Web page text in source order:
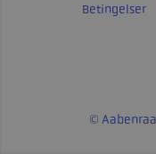
Betingelser
©